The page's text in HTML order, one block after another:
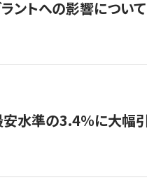
ントへの影響について
水準の3.4％に大幅